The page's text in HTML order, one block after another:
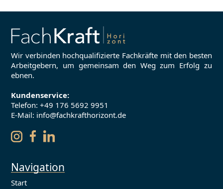
Wir verbinden hochqualifizierte Fachkräfte mit den besten
Arbeitgebern, um gemeinsam den Weg zum Erfolg zu
ebnen.
Kundenservice:
Telefon:+49 176 5692 9951
E-Mail: info@fachkrafthorizont.de
Navigation
Start